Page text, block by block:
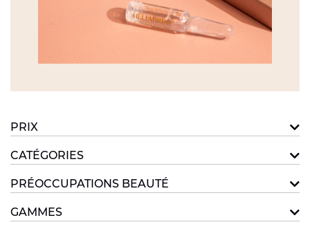
PRIX
CATÉGORIES
PRÉOCCUPATIONS BEAUTÉ
GAMMES